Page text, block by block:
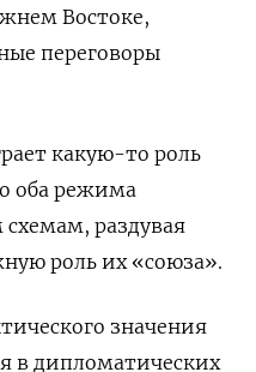
Востоке,
переговоры
какую-то роль
оба режима
раздувая
роль их «союза».
значения
в дипломатических